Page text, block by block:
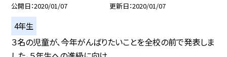
公開日 2020/01/07 更新日 2020/01/07
4年生
３名の児童が、今年がんばりたいことを全校の前で発表しま